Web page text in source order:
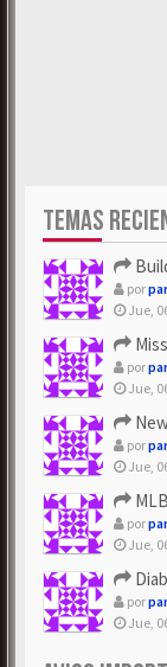
TEMAS
Build
por
Jue,
por
Jue,
New
por
Jue,
MLB
por
Jue,
por
Jue,